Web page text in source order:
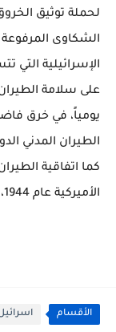
لحملة توثيق
الشكاوى المرفوعة
الإسرائيلية التي
على سلامة الطيران
يومياً، في خرق
كما اتفاقية
الأميركية عام 1944، إضافة إلى القانون الدولي الإنساني".
الأقسام